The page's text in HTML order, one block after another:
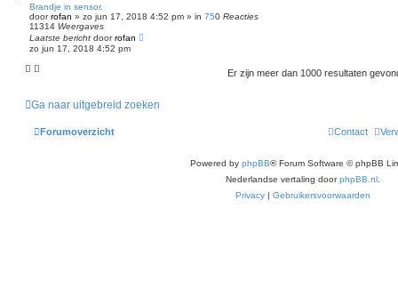
Brandje in sensor.
doorrofan » zo jun 17, 2018 4:52 pm » in 750 Reacties
11314 Weergaves
Laatste bericht doorrofan
zo jun 17, 2018 4:52 pm
Er zijn meer dan 1000 resultaten
Ga naar uitgebreid zoeken
Forumoverzicht Contact
Powered by phpBB® Forum Software © phpBB
Nederlandse vertaling doorphpBB.nl.
Privacy | Gebruikersvoorwaarden